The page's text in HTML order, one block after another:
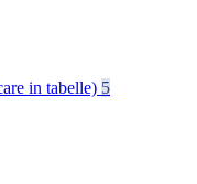
in tabelle) 5